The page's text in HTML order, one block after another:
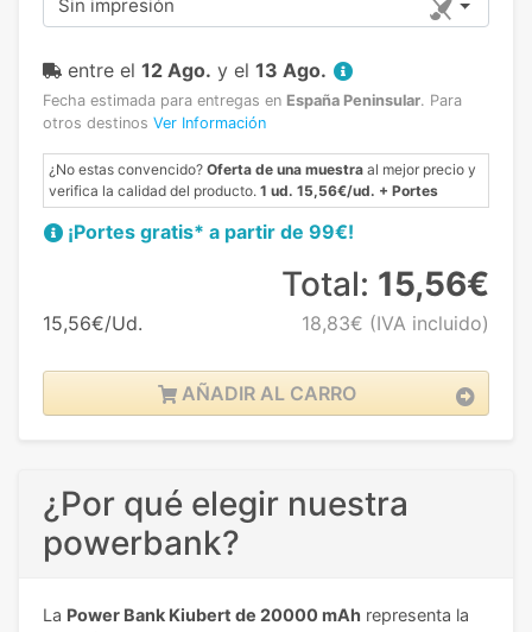
Sin impresión
entre el 12 Ago. y el 13 Ago.
Fecha estimada para entregas en España Peninsular. Para
otros destinos Ver Información
¿No estas convencido? Oferta de una muestra al mejor precio y
verifica la calidad del producto. 1 ud. 15,56€/ud. + Portes
¡Portes gratis* a partir de 99€!
15,56€/Ud.
Total: 15,56€
18,83€ (IVA incluido)
AÑADIR AL CARRO
¿Por qué elegir nuestra
powerbank?
La Power Bank Kiubert de 20000 mAh representa la